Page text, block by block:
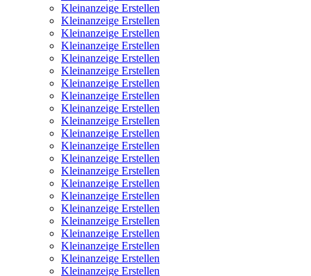
Kleinanzeige Erstellen
Kleinanzeige Erstellen
Kleinanzeige Erstellen
Kleinanzeige Erstellen
Kleinanzeige Erstellen
Kleinanzeige Erstellen
Kleinanzeige Erstellen
Kleinanzeige Erstellen
Kleinanzeige Erstellen
Kleinanzeige Erstellen
Kleinanzeige Erstellen
Kleinanzeige Erstellen
Kleinanzeige Erstellen
Kleinanzeige Erstellen
Kleinanzeige Erstellen
Kleinanzeige Erstellen
Kleinanzeige Erstellen
Kleinanzeige Erstellen
Kleinanzeige Erstellen
Kleinanzeige Erstellen
Kleinanzeige Erstellen
Kleinanzeige Erstellen